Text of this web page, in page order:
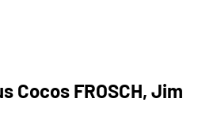
Cocos FROSCH, Jim